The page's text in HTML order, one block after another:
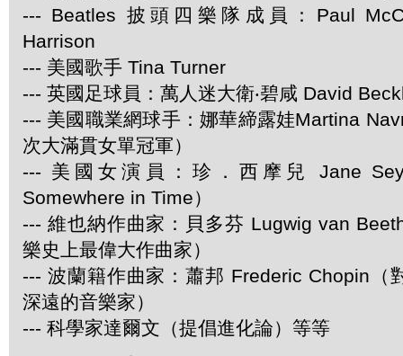
--- Beatles 披頭四樂隊成員：Paul
Harrison
--- 美國歌手 Tina Turner
--- 英國足球員：萬人迷大衛‧碧咸 David
--- 美國職業網球手：娜華締露娃Martina
次大滿貫女單冠軍）
--- 美國女演員：珍．西摩兒 Jane
Somewhere in Time）
--- 維也納作曲家：貝多芬 Lugwig van
樂史上最偉大作曲家）
--- 波蘭籍作曲家：蕭邦 Frederic Chopin（
深遠的音樂家）
--- 科學家達爾文（提倡進化論）等等